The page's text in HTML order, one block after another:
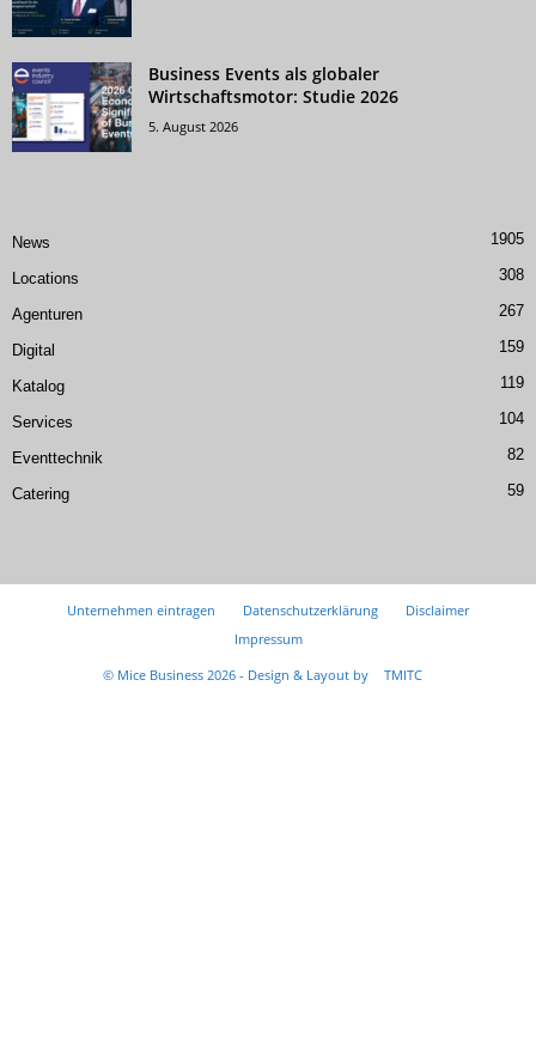
Business Events als globaler
Wirtschaftsmotor: Studie 2026
5. August 2026
News 1905
Locations 308
Agenturen 267
Digital 159
Katalog 119
Services 104
Eventtechnik 82
Catering 59
Unternehmen eintragen Datenschutzerklärung
Disclaimer
Impressum
© Mice Business 2026 - Design & Layout by
TMITC